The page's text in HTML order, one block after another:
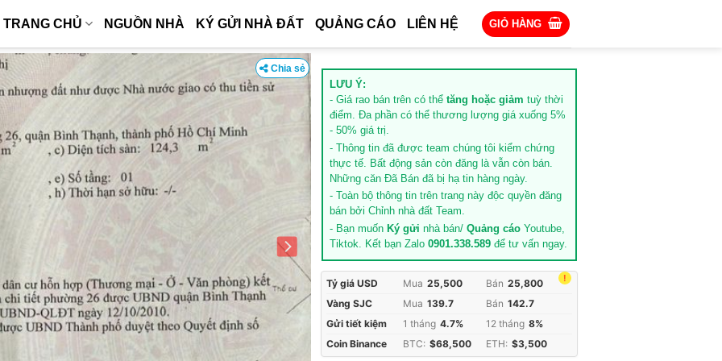
TRANG CHỦ NGUỒN NHÀ KÝ GỬI NHÀ ĐẤT QUẢNG CÁO LIÊN HỆ GIỎ HÀNG
Chia sẻ
LƯU Ý:
- Giá rao bán trên có thể tăng hoặc giảm tuỳ thời
điểm. Đa phần có thể thương lượng giá xuống 5%
- 50% giá trị.
- Thông tin đã được team chúng tôi kiểm chứng
thực tế. Bất động sản còn đăng là vẫn còn bán.
Những căn Đã Bán đã bị hạ tin hàng ngày.
- Toàn bộ thông tin trên trang này độc quyền đăng
bán bởi Chỉnh nhà đất Team.
- Bạn muốn Ký gửi nhà bán/ Quảng cáo Youtube,
Tiktok. Kết bạn Zalo 0901.338.589 để tư vấn ngay.
!
Tỷ giá USD Mua 25,500 Bán 25,800
Vàng SJC
Mua 139.7 Bán 142.7
Gửi tiết kiệm
1 tháng 4.7% 12 tháng 8%
Coin Binance
BTC: $68,500 ETH: $3,500